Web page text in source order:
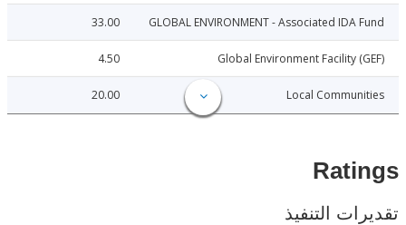
GLOBAL ENVIRONMENT - Associated IDA
33.00
Global Environment Facility
Local
التنفيذ